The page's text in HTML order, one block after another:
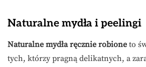
Naturalne mydła i peelingi
Naturalne mydła ręcznie robione to
tych, którzy pragną delikatnych, a